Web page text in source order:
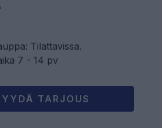
Tilattavissa.
7 - 14 pv
TARJOUS